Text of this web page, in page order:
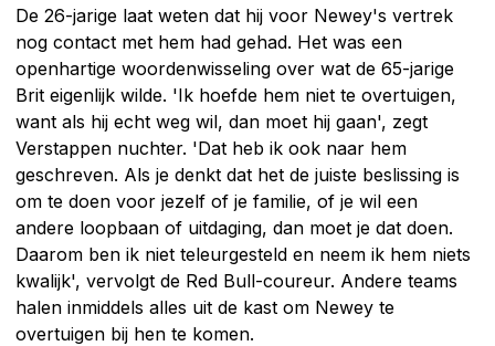
De 26-jarige laat weten dat hij voor Newey's vertrek
nog contact met hem had gehad. Het was een
openhartige woordenwisseling over wat de 65-jarige
Brit eigenlijk wilde. 'Ik hoefde hem niet te overtuigen,
want als hij echt weg wil, dan moet hij gaan', zegt
Verstappen nuchter. 'Dat heb ik ook naar hem
geschreven. Als je denkt dat het de juiste beslissing is
om te doen voor jezelf of je familie, of je wil een
andere loopbaan of uitdaging, dan moet je dat doen.
Daarom ben ik niet teleurgesteld en neem ik hem niets
kwalijk', vervolgt de Red Bull-coureur. Andere teams
halen inmiddels alles uit de kast om Newey te
overtuigen bij hen te komen.